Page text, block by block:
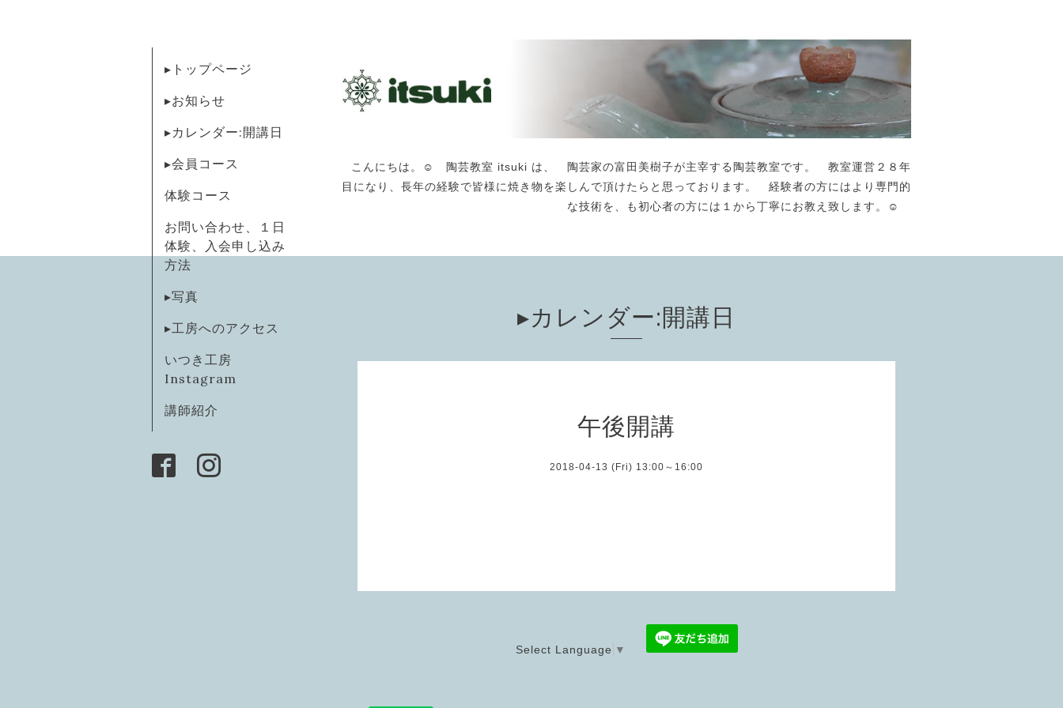
こんにちは。☺️ 陶芸教室 itsuki は、 陶芸家の富田美樹子が主宰する陶芸教室です。 教室運営２８年
目になり、長年の経験で皆様に焼き物を楽しんで頂けたらと思っております。 経験者の方にはより専門的
な技術を、も初心者の方には１から丁寧にお教え致します。☺️
▸トップページ
▸お知らせ
▸カレンダー:開講日
▸会員コース
体験コース
お問い合わせ、１日
体験、入会申し込み
方法
▸写真
▸工房へのアクセス
いつき工房
Instagram
講師紹介
▸カレンダー:開講日
午後開講
2018-04-13 (Fri) 13:00～16:00
Select Language ▼